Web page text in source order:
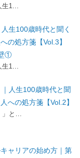
生1…
生100歳時代と聞く
の処方箋【Vol.3】
①
生1…
人生100歳時代と聞
への処方箋【Vol.2】
」と…
ャリアの始め方｜第